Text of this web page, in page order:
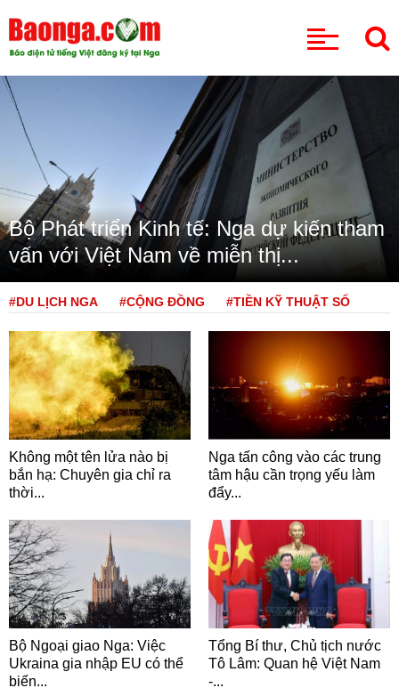
Bộ Phát triển Kinh tế: Nga dự kiến tham
vấn với Việt Nam về miễn thị...
#DU LỊCH NGA #CỘNG ĐỒNG #TIỀN KỸ THUẬT SỐ
Không một tên lửa nào bị
bắn hạ: Chuyên gia chỉ ra
thời...
Nga tấn công vào các trung
tâm hậu cần trọng yếu làm
đẩy...
Bộ Ngoại giao Nga: Việc
Ukraina gia nhập EU có thể
biến...
Tổng Bí thư, Chủ tịch nước
Tô Lâm: Quan hệ Việt Nam
-...